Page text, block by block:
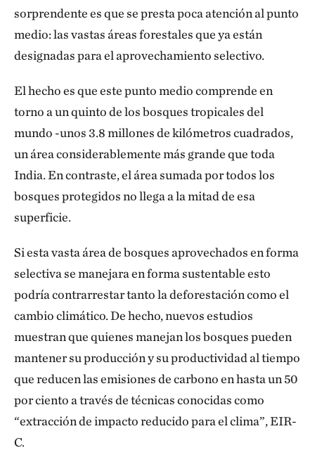
sorprendente es que se presta poca atención al punto
medio: las vastas áreas forestales que ya están
designadas para el aprovechamiento selectivo.
El hecho es que este punto medio comprende en
torno a un quinto de los bosques tropicales del
mundo -unos 3.8 millones de kilómetros cuadrados,
un área considerablemente más grande que toda
India. En contraste, el área sumada por todos los
bosques protegidos no llega a la mitad de esa
superficie.
Si esta vasta área de bosques aprovechados en forma
selectiva se manejara en forma sustentable esto
podría contrarrestar tanto la deforestación como el
cambio climático. De hecho, nuevos estudios
muestran que quienes manejan los bosques pueden
mantener su producción y su productividad al tiempo
que reducen las emisiones de carbono en hasta un 50
por ciento a través de técnicas conocidas como
“extracción de impacto reducido para el clima”, EIR-
C.